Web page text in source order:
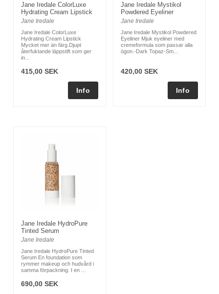
Jane Iredale ColorLuxe
Hydrating Cream Lipstick
Jane Iredale
Jane Iredale ColorLuxe
Hydrating Cream Lipstick
Mycket mer än färg.Djupt
återfuktande läppstift som ger
in...
415,00 SEK
Jane Iredale Mystikol
Powdered Eyeliner
Jane Iredale
Jane Iredale Mystikol Powdered
Eyeliner Mjuk eyeliner med
cremeformula som passar alla
ögon.-Dark Topaz-Sm...
420,00 SEK
Jane Iredale HydroPure
Tinted Serum
Jane Iredale
Jane Iredale HydroPure Tinted
Serum En foundation som
rymmer makeup och hudvård i
samma förpackning. I en ...
690,00 SEK